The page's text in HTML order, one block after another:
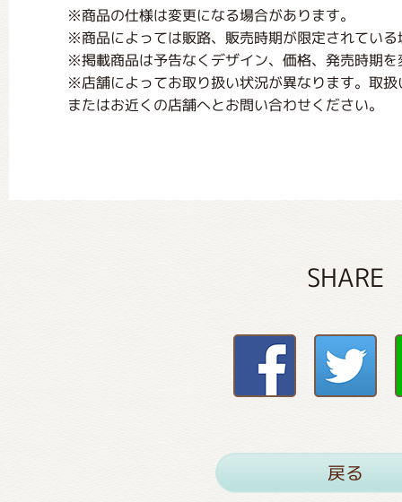
※商品の仕様は変更になる場合があります。
※商品によっては販路、販売時期が限定されてい
※掲載商品は予告なくデザイン、価格、発売時期
※店舗によってお取り扱い状況が異なります。取
またはお近くの店舗へとお問い合わせください。
SHARE
戻る